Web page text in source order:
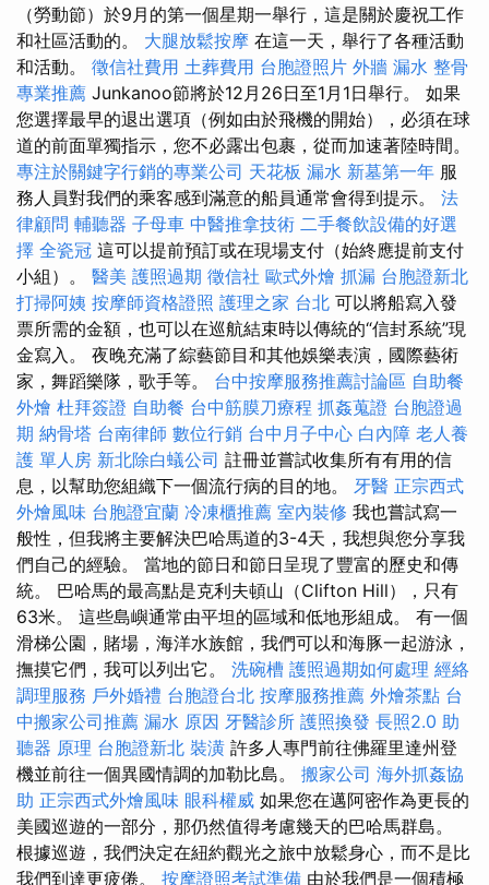
（勞動節）於9月的第一個星期一舉行，這是關於慶祝工作
和社區活動的。 大腿放鬆按摩 在這一天，舉行了各種活動
和活動。 徵信社費用 土葬費用 台胞證照片 外牆 漏水 整骨
專業推薦 Junkanoo節將於12月26日至1月1日舉行。 如果
您選擇最早的退出選項（例如由於飛機的開始），必須在球
道的前面單獨指示，您不必露出包裹，從而加速著陸時間。
專注於關鍵字行銷的專業公司 天花板 漏水 新墓第一年 服
務人員對我們的乘客感到滿意的船員通常會得到提示。 法
律顧問 輔聽器 子母車 中醫推拿技術 二手餐飲設備的好選
擇 全瓷冠 這可以提前預訂或在現場支付（始終應提前支付
小組）。 醫美 護照過期 徵信社 歐式外燴 抓漏 台胞證新北
打掃阿姨 按摩師資格證照 護理之家 台北 可以將船寫入發
票所需的金額，也可以在巡航結束時以傳統的“信封系統”現
金寫入。 夜晚充滿了綜藝節目和其他娛樂表演，國際藝術
家，舞蹈樂隊，歌手等。 台中按摩服務推薦討論區 自助餐
外燴 杜拜簽證 自助餐 台中筋膜刀療程 抓姦蒐證 台胞證過
期 納骨塔 台南律師 數位行銷 台中月子中心 白內障 老人養
護 單人房 新北除白蟻公司 註冊並嘗試收集所有有用的信
息，以幫助您組織下一個流行病的目的地。 牙醫 正宗西式
外燴風味 台胞證宜蘭 冷凍櫃推薦 室內裝修 我也嘗試寫一
般性，但我將主要解決巴哈馬道的3-4天，我想與您分享我
們自己的經驗。 當地的節日和節日呈現了豐富的歷史和傳
統。 巴哈馬的最高點是克利夫頓山（Clifton Hill），只有
63米。 這些島嶼通常由平坦的區域和低地形組成。 有一個
滑梯公園，賭場，海洋水族館，我們可以和海豚一起游泳，
撫摸它們，我可以列出它。 洗碗槽 護照過期如何處理 經絡
調理服務 戶外婚禮 台胞證台北 按摩服務推薦 外燴茶點 台
中搬家公司推薦 漏水 原因 牙醫診所 護照換發 長照2.0 助
聽器 原理 台胞證新北 裝潢 許多人專門前往佛羅里達州登
機並前往一個異國情調的加勒比島。 搬家公司 海外抓姦協
助 正宗西式外燴風味 眼科權威 如果您在邁阿密作為更長的
美國巡遊的一部分，那仍然值得考慮幾天的巴哈馬群島。
根據巡遊，我們決定在紐約觀光之旅中放鬆身心，而不是比
我們到達更疲倦。 按摩證照考試準備 由於我們是一個積極